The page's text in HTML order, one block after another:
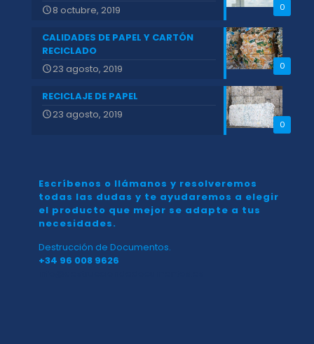
0
8 octubre, 2019
0
CALIDADES DE PAPEL Y CARTÓN
RECICLADO
23 agosto, 2019
0
RECICLAJE DE PAPEL
23 agosto, 2019
Escríbenos o llámanos y resolveremos
todas las dudas y te ayudaremos a elegir
el producto que mejor se adapte a tus
necesidades.
Destrucción de Documentos.
+34 96 008 9626